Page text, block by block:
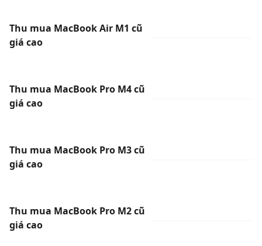
Thu mua MacBook Air M1 cũ
giá cao
Thu mua MacBook Pro M4 cũ
giá cao
Thu mua MacBook Pro M3 cũ
giá cao
Thu mua MacBook Pro M2 cũ
giá cao